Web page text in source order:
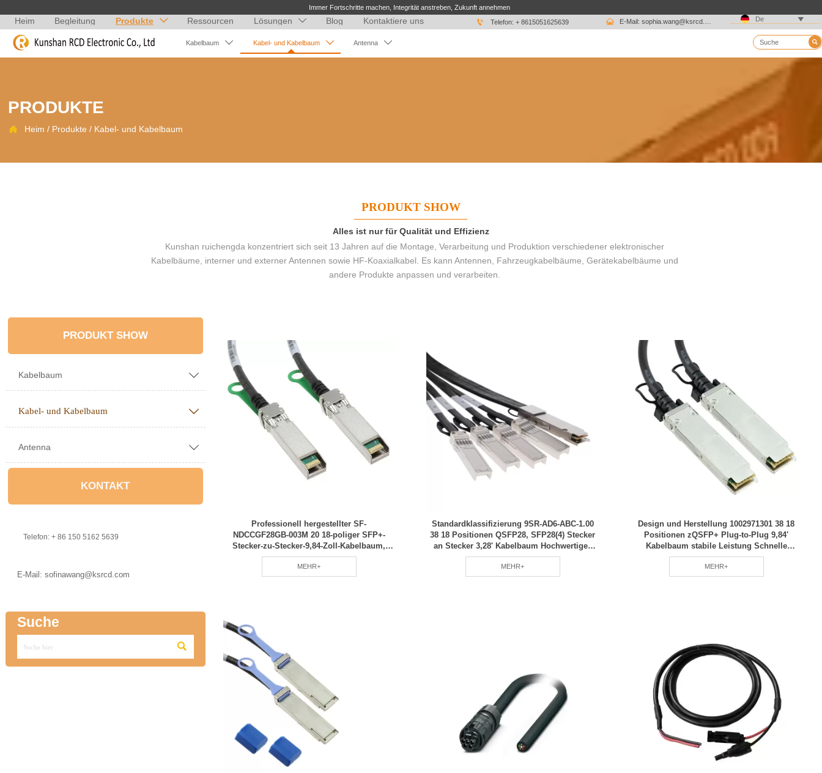
Immer Fortschritte machen, Integrität anstreben, Zukunft annehmen
Heim Begleitung Produkte  Ressourcen Lösungen  Blog Kontaktiere uns  Telefon: + 8615051625639  De 
Kabelbaum  Kabel- und Kabelbaum  Antenna  
PRODUKTE
 Heim / Produkte / Kabel- und Kabelbaum
PRODUKT SHOW
Alles ist nur für Qualität und Effizienz
Kunshan ruichengda konzentriert sich seit 13 Jahren auf die Montage, Verarbeitung und Produktion verschiedener elektronischer
Kabelbäume, interner und externer Antennen sowie HF-Koaxialkabel. Es kann Antennen, Fahrzeugkabelbäume, Gerätekabelbäume und
andere Produkte anpassen und verarbeiten.
PRODUKT SHOW
Kabelbaum 
Kabel- und Kabelbaum 
Antenna 
KONTAKT
Telefon: + 86 150 5162 5639
E-Mail: sofinawang@ksrcd.com
Suche

Professionell hergestellter SF-
NDCCGF28GB-003M 20 18-poliger SFP+-
Stecker-zu-Stecker-9,84-Zoll-Kabelbaum,
weit verbreitet für alle RCD-Spezifikationen
MEHR+
Standardklassifizierung 9SR-AD6-ABC-1.00
38 18 Positionen QSFP28, SFP28(4) Stecker
an Stecker 3,28' Kabelbaum Hochwertiges
Material Stabile Leistung RCD
MEHR+
Design und Herstellung 1002971301 38 18
Positionen zQSFP+ Plug-to-Plug 9,84'
Kabelbaum stabile Leistung Schnelle
Lieferung RCD
MEHR+